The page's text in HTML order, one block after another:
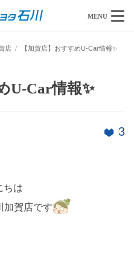
MENU
店 【加賀店】おすすめU-Car情報✨
U-Car情報✨
3
ちは
加賀店です